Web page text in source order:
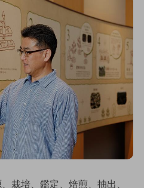
栽培、鑑定、焙煎、抽出、